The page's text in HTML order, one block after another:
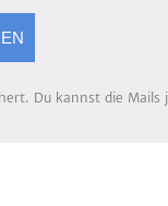
Du kannst die Mails